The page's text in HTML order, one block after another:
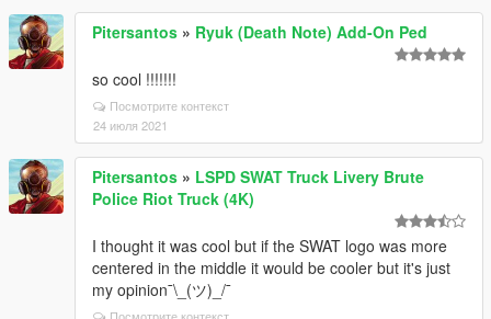
Pitersantos » Ryuk (Death Note) Add-On Ped
so cool !!!!!!!
Посмотрите контекст
24 июля 2021
Pitersantos » LSPD SWAT Truck Livery Brute
Police Riot Truck (4K)
I thought it was cool but if the SWAT logo was more
centered in the middle it would be cooler but it's just
my opinion¯\_(ツ)_/¯